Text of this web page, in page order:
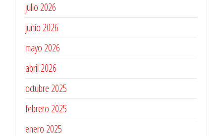
julio 2026
junio 2026
mayo 2026
abril 2026
octubre 2025
febrero 2025
enero 2025